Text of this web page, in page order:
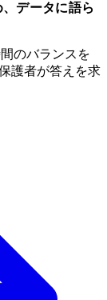
データに語ら
のバランスを
護者が答えを求